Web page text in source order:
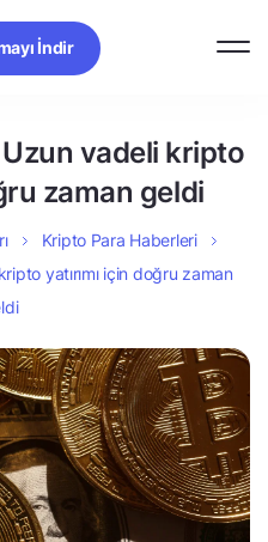
İndir
vadeli kripto
zaman geldi
Kripto Para Haberleri
yatırımı için doğru zaman